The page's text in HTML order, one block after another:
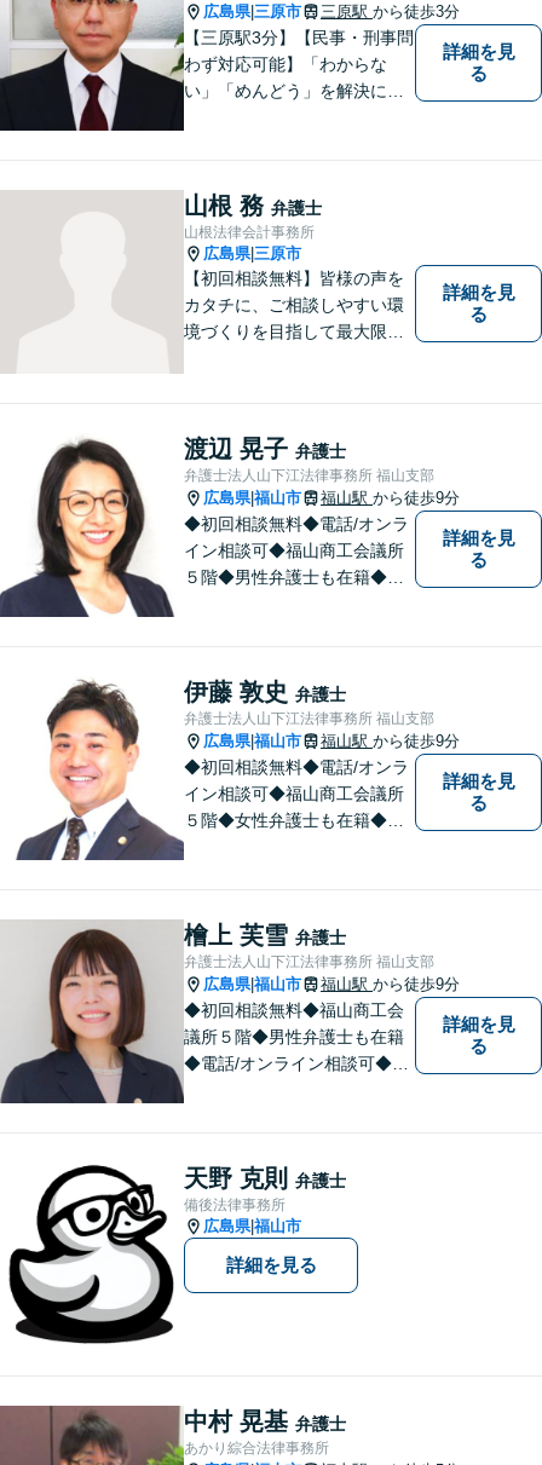
広島県| 三原市 三原駅 から徒歩3分
【三原駅3分】【民事・刑事問
わず対応可能】「わからな
い」「めんどう」を解決に導
動がモットー。身近な頼れる
弁護士として依頼者さまにし
っかりと寄り添います。
詳細を見
る
山根 務 弁護士
山根法律会計事務所
広島県| 三原市
【初回相談無料】皆様の声を
カタチに、ご相談しやすい環
境づくりを目指して最大限努
聞きますが、丁寧な対応を心
掛け、相談してよかったと思
っていただけるよう、全力で
取り組む所存です。
詳細を見
る
渡辺 晃子 弁護士
弁護士法人山下江法律事務所 福山支部
広島県|福山市 福山駅 から徒歩9分
◆初回相談無料◆電話/オンラ
イン相談可◆福山商工会議所
５階◆男性弁護士も在籍◆離
ど。話しにくいことも安心し
てご相談ください。あなたの
気持ちに寄り添い、丁寧にお
応えします。
詳細を見
る
伊藤 敦史 弁護士
弁護士法人山下江法律事務所 福山支部
広島県|福山市 福山駅 から徒歩9分
◆初回相談無料◆電話/オンラ
イン相談可◆福山商工会議所
５階◆女性弁護士も在籍◆刑
いことも安心してご相談くだ
さい。あなたの気持ちに寄り
添い、丁寧にお応えします。
詳細を見
る
檜上 芙雪 弁護士
弁護士法人山下江法律事務所 福山支部
広島県|福山市 福山駅 から徒歩9分
◆初回相談無料◆福山商工会
議所５階◆男性弁護士も在籍
◆電話/オンライン相談可◆離
話しにくいことも安心してご
相談ください。あなたの気持
ちに寄り添い、丁寧にお応え
します。
詳細を見
る
天野 克則 弁護士
備後法律事務所
広島県|福山市
詳細を見る
中村 晃基 弁護士
あかり綜合法律事務所